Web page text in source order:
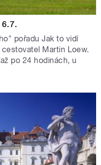
pořadu Jak to vidí
Martin Loew.
po 24 hodinách, u